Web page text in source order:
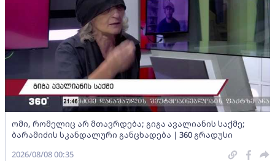
ომი, რომელიც არ მთავრდება; გიგა ავალიანის საქმე;
ბარამიძის სკანდალური განცხადება | 360 გრადუსი
2026/08/08 00:35